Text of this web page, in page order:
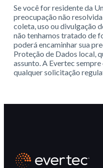
Se você for residente da
preocupação não
coleta, uso ou divulgação
não tenhamos tratado de
poderá encaminhar sua
Proteção de Dados local,
assunto. A Evertec
qualquer solicitação